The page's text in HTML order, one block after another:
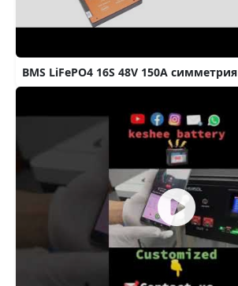
BMS LiFePO4 16S 48V 150A симметрия